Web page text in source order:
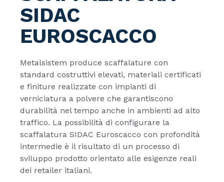
SIDAC
EUROSCACCO
Metalsistem produce scaffalature con
standard costruttivi elevati, materiali certificati
e finiture realizzate con impianti di
verniciatura a polvere che garantiscono
durabilità nel tempo anche in ambienti ad alto
traffico. La possibilità di configurare la
scaffalatura SIDAC Euroscacco con profondità
intermedie è il risultato di un processo di
sviluppo prodotto orientato alle esigenze reali
dei retailer italiani.